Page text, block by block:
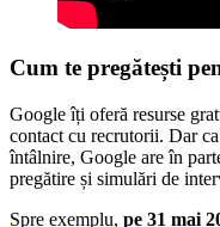
Cum te pregătești
Google îți oferă resurse
contact cu recrutorii. Dar
întâlnire, Google are în
pregătire și simulări de
Spre exemplu, pe 31 mai